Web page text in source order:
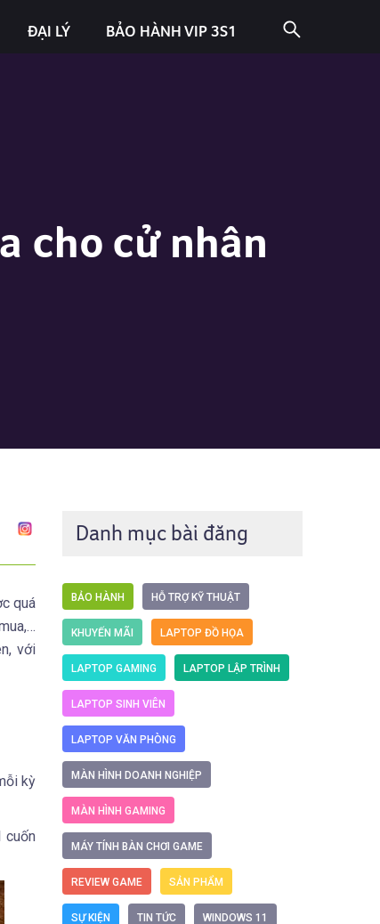
ĐẠI LÝ BẢO HÀNH VIP 3S1
cho cử nhân
quá
với
kỳ
cuốn
Danh mục bài đăng
BẢO HÀNH HỖ TRỢ KỸ THUẬT
KHUYẾN MÃI LAPTOP ĐỒ HỌA
LAPTOP GAMING LAPTOP LẬP TRÌNH
LAPTOP SINH VIÊN
LAPTOP VĂN PHÒNG
MÀN HÌNH DOANH NGHIỆP
MÀN HÌNH GAMING
MÁY TÍNH BÀN CHƠI GAME
REVIEW GAME SẢN PHẨM
SỰ KIỆN TIN TỨC WINDOWS 11